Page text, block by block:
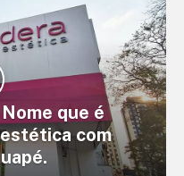
que é
com